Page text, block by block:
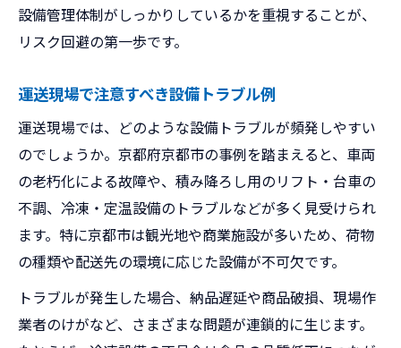
設備管理体制がしっかりしているかを重視することが、
リスク回避の第一歩です。
運送現場で注意すべき設備トラブル例
運送現場では、どのような設備トラブルが頻発しやすい
のでしょうか。京都府京都市の事例を踏まえると、車両
の老朽化による故障や、積み降ろし用のリフト・台車の
不調、冷凍・定温設備のトラブルなどが多く見受けられ
ます。特に京都市は観光地や商業施設が多いため、荷物
の種類や配送先の環境に応じた設備が不可欠です。
トラブルが発生した場合、納品遅延や商品破損、現場作
業者のけがなど、さまざまな問題が連鎖的に生じます。